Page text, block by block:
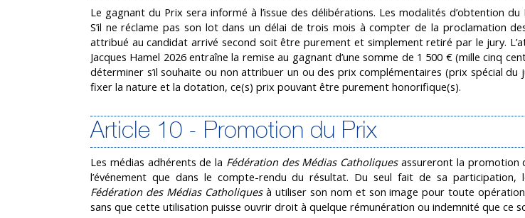
Le gagnant du Prix sera informé à l’issue des délibérations. Les modalités d’obtention
S’il ne réclame pas son lot dans un délai de trois mois à compter de la proclamation
attribué au candidat arrivé second soit être purement et simplement retiré par le jury.
Jacques Hamel 2026 entraîne la remise au gagnant d’une somme de 1 500 € (mille cinq
déterminer s’il souhaite ou non attribuer un ou des prix complémentaires (prix spécial du
fixer la nature et la dotation, ce(s) prix pouvant être purement honorifique(s).
Article 10 - Promotion du Prix
Les médias adhérents de la Fédération des Médias Catholiquesassureront la promotion
l’événement que dans le compte-rendu du résultat. Du seul fait de sa participation,
Fédération des Médias Catholiquesà utiliser son nom et son image pour toute
sans que cette utilisation puisse ouvrir droit à quelque rémunération ou indemnité que ce